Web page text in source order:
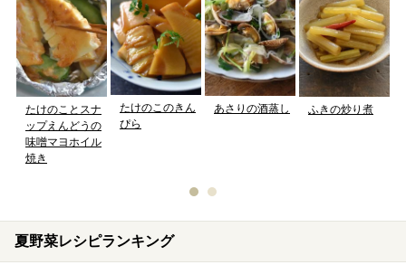
たけのことスナ
ップえんどうの
味噌マヨホイル
焼き
たけのこのきん
ぴら
あさりの酒蒸し ふきの炒り煮
夏野菜レシピランキング